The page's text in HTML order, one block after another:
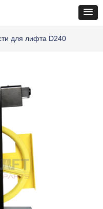
для лифта D240